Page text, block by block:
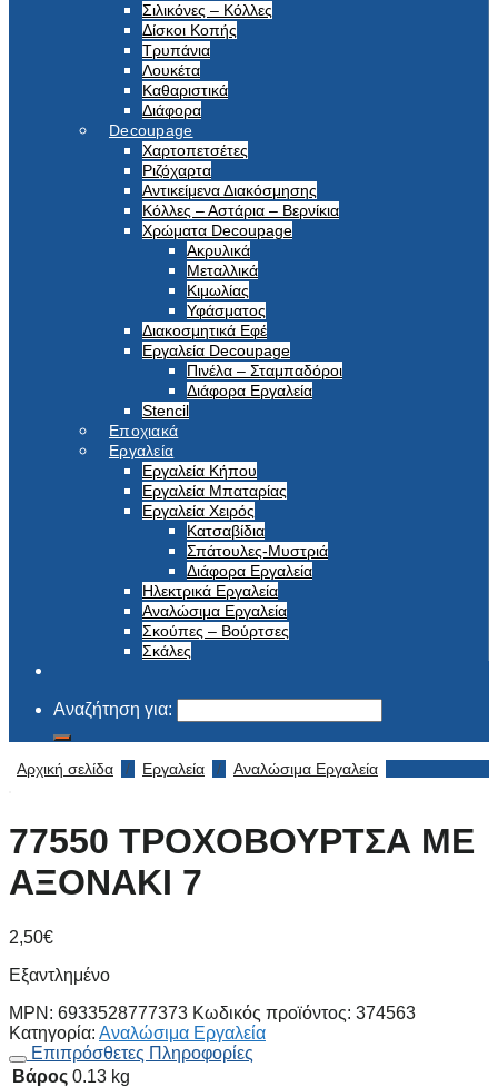
Σιλικόνες – Κόλλες
Δίσκοι Κοπής
Τρυπάνια
Λουκέτα
Καθαριστικά
Διάφορα
Decoupage
Χαρτοπετσέτες
Ριζόχαρτα
Αντικείμενα Διακόσμησης
Κόλλες – Αστάρια – Βερνίκια
Χρώματα Decoupage
Ακρυλικά
Μεταλλικά
Κιμωλίας
Υφάσματος
Διακοσμητικά Εφέ
Εργαλεία Decoupage
Πινέλα – Σταμπαδόροι
Διάφορα Εργαλεία
Stencil
Εποχιακά
Εργαλεία
Εργαλεία Κήπου
Εργαλεία Μπαταρίας
Εργαλεία Χειρός
Κατσαβίδια
Σπάτουλες-Μυστριά
Διάφορα Εργαλεία
Ηλεκτρικά Εργαλεία
Αναλώσιμα Εργαλεία
Σκούπες – Βούρτσες
Σκάλες
Αναζήτηση για:
Αρχική σελίδα / Εργαλεία / Αναλώσιμα Εργαλεία
77550 ΤΡΟΧΟΒΟΥΡΤΣΑ ΜΕ
ΑΞΟΝΑΚΙ 7
2,50€
Εξαντλημένο
MPN: 6933528777373 Κωδικός προϊόντος: 374563
Κατηγορία: Αναλώσιμα Εργαλεία
Επιπρόσθετες Πληροφορίες
Βάρος 0.13 kg